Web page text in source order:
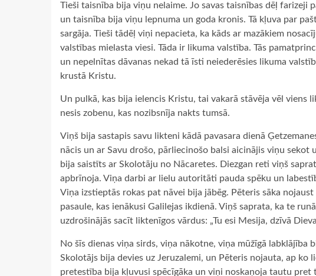
Tieši taisnība bija viņu nelaime. Jo savas taisnības dēļ farizeji
un taisnība bija viņu lepnuma un goda kronis. Tā kļuva par
sargāja. Tieši tādēļ viņi nepacieta, ka kāds ar mazākiem
valstības mielasta viesi. Tāda ir likuma valstība. Tās
un nepelnītas dāvanas nekad tā īsti neiederēsies likuma
krustā Kristu.
Un pulkā, kas bija ielencis Kristu, tai vakarā stāvēja vēl viens
nesis zobenu, kas nozibsnīja nakts tumsā.
Viņš bija sastapis savu likteni kādā pavasara dienā
nācis un ar Savu drošo, pārliecinošo balsi aicinājis viņu
bija saistīts ar Skolotāju no Nācaretes. Diezgan reti viņš
apbrīnoja. Viņa darbi ar lielu autoritāti pauda spēku un
Viņa izstieptās rokas pat nāvei bija jābēg. Pēteris sāka
pasaule, kas ienākusi Galilejas ikdienā. Viņš saprata, ka te
uzdrošinājās sacīt liktenīgos vārdus: „Tu esi Mesija, dzīvā
No šīs dienas viņa sirds, viņa nākotne, viņa mūžīgā labklājība
Skolotājs bija devies uz Jeruzalemi, un Pēteris nojauta, ap ko
pretestība bija kļuvusi spēcīgāka un viņi noskaņoja tautu pret